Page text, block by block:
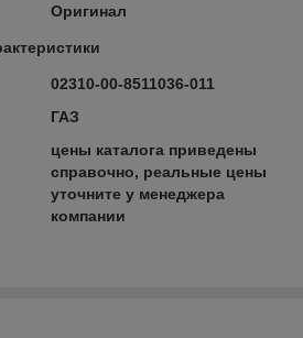
Оригинал
02310-00-8511036-011
ГАЗ
цены каталога приведены
справочно, реальные цены
уточните у менеджера
компании